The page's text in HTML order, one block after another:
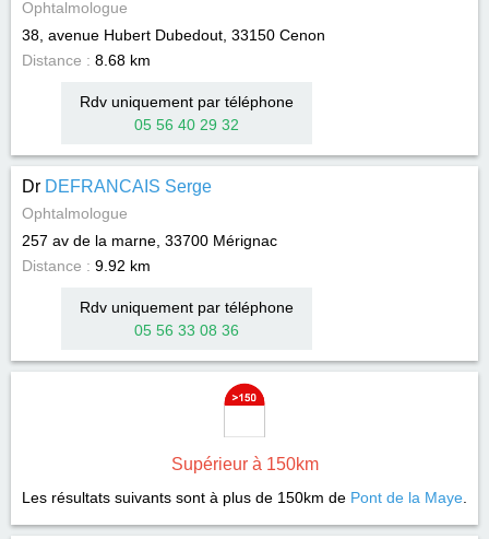
Ophtalmologue
38, avenue Hubert Dubedout, 33150 Cenon
Distance : 8.68 km
Rdv uniquement par téléphone
05 56 40 29 32
Dr DEFRANCAIS Serge
Ophtalmologue
257 av de la marne, 33700 Mérignac
Distance : 9.92 km
Rdv uniquement par téléphone
05 56 33 08 36
Supérieur à 150km
Les résultats suivants sont à plus de 150km de Pont de la Maye